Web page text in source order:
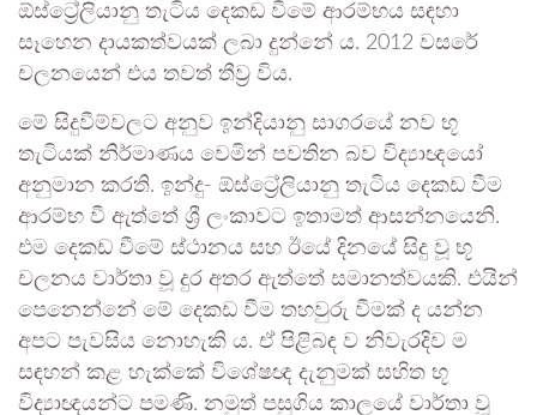
ඕස්ට්‍රේලියානු තැටිය දෙකඩ වීමේ ආරම්භය සඳහා
සෑහෙන දායකත්වයක් ලබා දුන්නේ ය. 2012 වසරේ
චලනයෙන් එය තවත් තීව්‍ර විය.
මේ සිදුවීම්වලට අනුව ඉන්දියානු සාගරයේ නව භූ
තැටියක් නිර්මාණය වෙමින් පවතින බව විද්‍යාඥයෝ
අනුමාන කරති. ඉන්දු- ඕස්ට්‍රේලියානු තැටිය දෙකඩ වීම
ආරම්භ වී ඇත්තේ ශ්‍රී ලංකාවට ඉතාමත් ආසන්නයෙනි.
එම දෙකඩ වීමේ ස්ථානය සහ ඊයේ දිනයේ සිදු වූ භූ
චලනය වාර්තා වූ දුර අතර ඇත්තේ සමානත්වයකි. එයින්
පෙනෙන්නේ මේ දෙකඩ වීම තහවුරු වීමක් ද යන්න
අපට පැවසිය නොහැකි ය. ඒ පිළිබඳ ව නිවැරදිව ම
සඳහන් කළ හැක්කේ විශේෂඥ දැනුමක් සහිත භූ
විද්‍යාඥයන්ට පමණි. නමුත් පසුගිය කාලයේ වාර්තා වූ